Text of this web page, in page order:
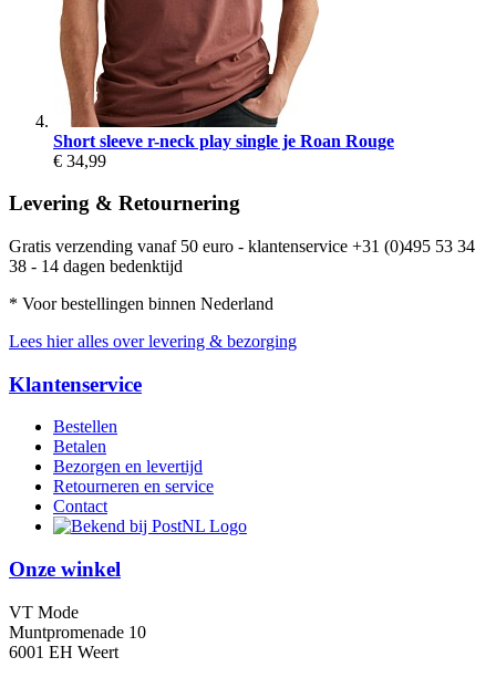
Short sleeve r-neck play single je Roan Rouge
€ 34,99
Levering & Retournering
Gratis verzending vanaf 50 euro - klantenservice +31 (0)495 53 34
38 - 14 dagen bedenktijd
* Voor bestellingen binnen Nederland
Lees hier alles over levering & bezorging
Klantenservice
Bestellen
Betalen
Bezorgen en levertijd
Retourneren en service
Contact
Onze winkel
VT Mode
Muntpromenade 10
6001 EH Weert